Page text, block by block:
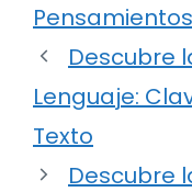
Pensamientos
Descubre
Lenguaje:
Texto
Descubre